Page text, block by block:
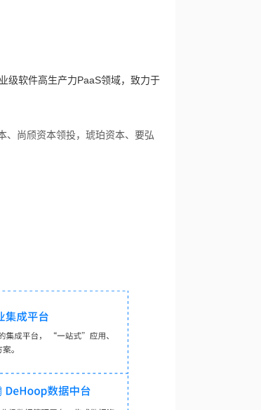
级软件高生产力PaaS领域，致力于
、尚颀资本领投，琥珀资本、要弘